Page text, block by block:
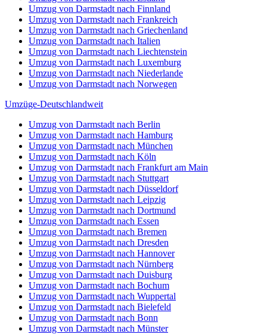
Umzug von Darmstadt nach Finnland
Umzug von Darmstadt nach Frankreich
Umzug von Darmstadt nach Griechenland
Umzug von Darmstadt nach Italien
Umzug von Darmstadt nach Liechtenstein
Umzug von Darmstadt nach Luxemburg
Umzug von Darmstadt nach Niederlande
Umzug von Darmstadt nach Norwegen
Umzüge-Deutschlandweit
Umzug von Darmstadt nach Berlin
Umzug von Darmstadt nach Hamburg
Umzug von Darmstadt nach München
Umzug von Darmstadt nach Köln
Umzug von Darmstadt nach Frankfurt am Main
Umzug von Darmstadt nach Stuttgart
Umzug von Darmstadt nach Düsseldorf
Umzug von Darmstadt nach Leipzig
Umzug von Darmstadt nach Dortmund
Umzug von Darmstadt nach Essen
Umzug von Darmstadt nach Bremen
Umzug von Darmstadt nach Dresden
Umzug von Darmstadt nach Hannover
Umzug von Darmstadt nach Nürnberg
Umzug von Darmstadt nach Duisburg
Umzug von Darmstadt nach Bochum
Umzug von Darmstadt nach Wuppertal
Umzug von Darmstadt nach Bielefeld
Umzug von Darmstadt nach Bonn
Umzug von Darmstadt nach Münster